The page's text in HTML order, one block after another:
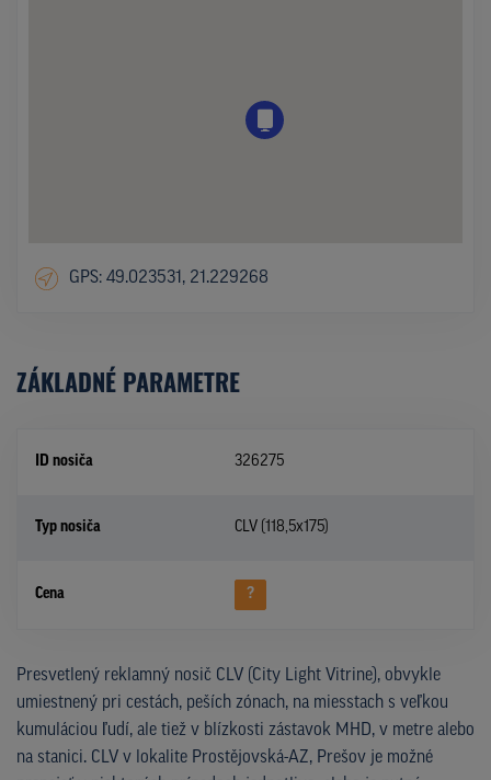
GPS: 49.023531, 21.229268
ZÁKLADNÉ PARAMETRE
ID nosiča 326275
Typ nosiča CLV (118,5x175)
Cena ?
Presvetlený reklamný nosič CLV (City Light Vitrine), obvykle
umiestnený pri cestách, peších zónach, na miesstach s veľkou
kumuláciou ľudí, ale tiež v blízkosti zástavok MHD, v metre alebo
na stanici. CLV v lokalite Prostějovská-AZ, Prešov je možné